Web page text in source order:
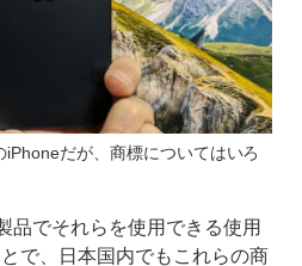
だが、商標についてはいろ
品でそれらを使用できる使用
で、日本国内でもこれらの商